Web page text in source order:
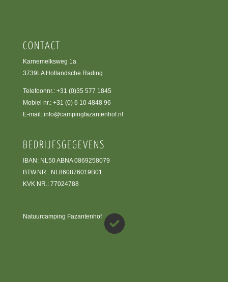
CONTACT
Karnemelksweg 1a
3739LA Hollandsche Rading
Telefoonnr.: +31 (0)35 577 1845
Mobiel nr.: +31 (0) 6 10 4848 96
E-mail: info@campingfazantenhof.nl
BEDRIJFSGEGEVENS
IBAN: NL50 ABNA 0869258079
BTW.NR.: NL860876019B01
KVK NR.: 77024788
Natuurcamping Fazantenhof